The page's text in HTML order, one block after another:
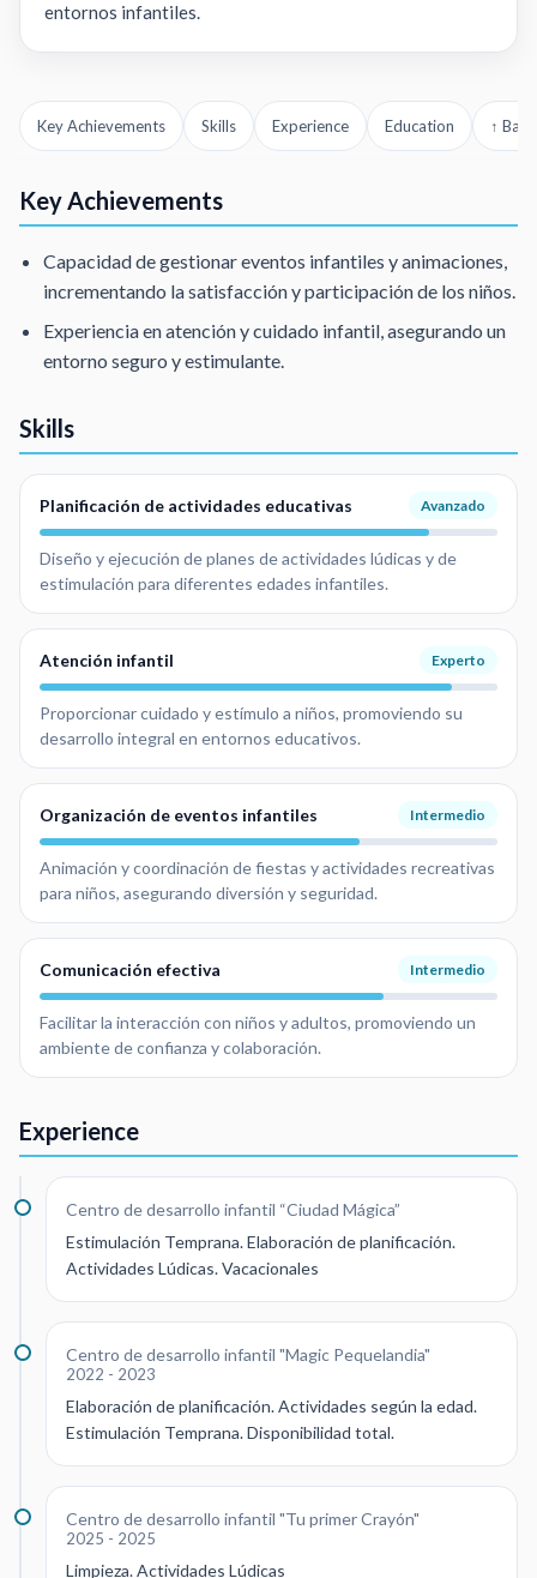
entornos infantiles.
Key Achievements Skills Experience Education ↑
Key Achievements
Capacidad de gestionar eventos infantiles y animaciones,
incrementando la satisfacción y participación de los niños.
Experiencia en atención y cuidado infantil, asegurando un
entorno seguro y estimulante.
Skills
Planificación de actividades educativas Avanzado
Diseño y ejecución de planes de actividades lúdicas y de
estimulación para diferentes edades infantiles.
Atención infantil Experto
Proporcionar cuidado y estímulo a niños, promoviendo su
desarrollo integral en entornos educativos.
Organización de eventos infantiles Intermedio
Animación y coordinación de fiestas y actividades recreativas
para niños, asegurando diversión y seguridad.
Comunicación efectiva Intermedio
Facilitar la interacción con niños y adultos, promoviendo un
ambiente de confianza y colaboración.
Experience
Centro de desarrollo infantil “Ciudad Mágica”
Estimulación Temprana. Elaboración de planificación.
Actividades Lúdicas. Vacacionales
Centro de desarrollo infantil "Magic Pequelandia"
2022 - 2023
Elaboración de planificación. Actividades según la edad.
Estimulación Temprana. Disponibilidad total.
Centro de desarrollo infantil "Tu primer Crayón"
2025 - 2025
Limpieza. Actividades Lúdicas